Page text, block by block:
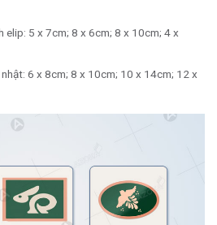
elip: 5 x 7cm; 8 x 6cm; 8 x 10cm; 4 x
6 x 8cm; 8 x 10cm; 10 x 14cm; 12 x